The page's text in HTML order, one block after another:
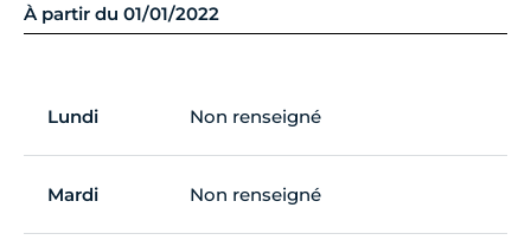
À partir du 01/01/2022
Lundi Non renseigné
Mardi Non renseigné